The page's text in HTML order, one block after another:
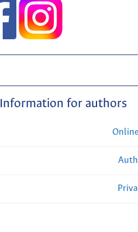
Information for authors